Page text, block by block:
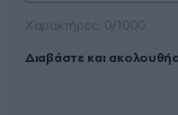
Διαβάστε και